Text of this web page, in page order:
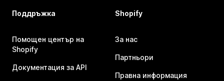
Поддръжка
Помощен център на
Shopify
Документация за API
Shopify
За нас
Партньори
Правна информация